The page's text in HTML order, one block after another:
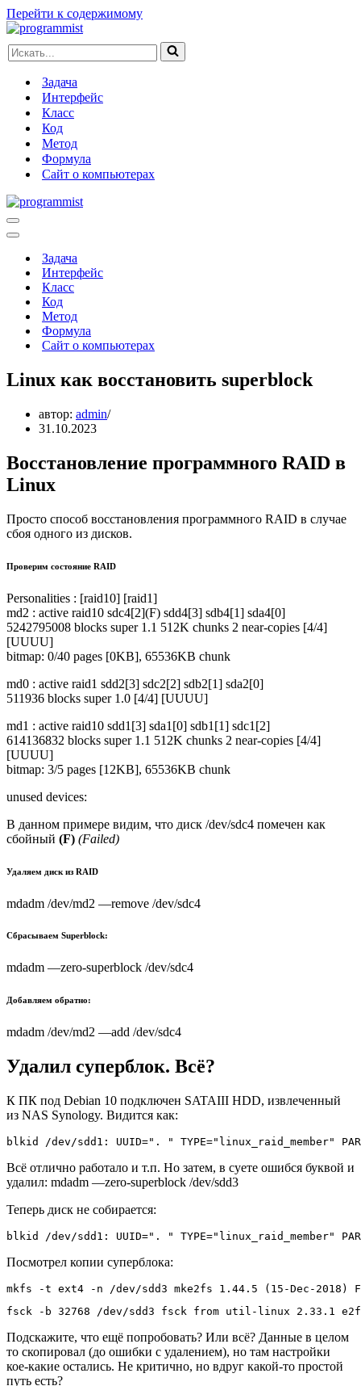
Перейти к содержимому
Искать...
Задача
Интерфейс
Класс
Код
Метод
Формула
Сайт о компьютерах
Меню
навигации
Меню
навигацииЗадача
Интерфейс
Класс
Код
Метод
Формула
Сайт о компьютерах
Linux как восстановить superblock
автор: admin
31.10.2023
Восстановление программного RAID в
Linux
Просто способ восстановления программного RAID в случае
сбоя одного из дисков.
Проверим состояние RAID
Personalities : [raid10] [raid1]
md2 : active raid10 sdc4[2](F) sdd4[3] sdb4[1] sda4[0]
5242795008 blocks super 1.1 512K chunks 2 near-copies [4/4]
[UUUU]
bitmap: 0/40 pages [0KB], 65536KB chunk
md0 : active raid1 sdd2[3] sdc2[2] sdb2[1] sda2[0]
511936 blocks super 1.0 [4/4] [UUUU]
md1 : active raid10 sdd1[3] sda1[0] sdb1[1] sdc1[2]
614136832 blocks super 1.1 512K chunks 2 near-copies [4/4]
[UUUU]
bitmap: 3/5 pages [12KB], 65536KB chunk
unused devices:
В данном примере видим, что диск /dev/sdc4 помечен как
сбойный (F) (Failed)
Удаляем диск из RAID
mdadm /dev/md2 —remove /dev/sdc4
Сбрасываем Superblock:
mdadm —zero-superblock /dev/sdc4
Добавляем обратно:
mdadm /dev/md2 —add /dev/sdc4
Удалил суперблок. Всё?
К ПК под Debian 10 подключен SATAIII HDD, извлеченный
из NAS Synology. Видится как:
blkid /dev/sdd1: UUID=". " TYPE="linux_raid_member"
Всё отлично работало и т.п. Но затем, в суете ошибся буквой и
удалил: mdadm —zero-superblock /dev/sdd3
Теперь диск не собирается:
blkid /dev/sdd1: UUID=". " TYPE="linux_raid_member"
Посмотрел копии суперблока:
mkfs -t ext4 -n /dev/sdd3 mke2fs 1.44.5 (15-Dec-2018)
fsck -b 32768 /dev/sdd3 fsck from util-linux 2.33.1
Подскажите, что ещё попробовать? Или всё? Данные в целом
то скопировал (до ошибки с удалением), но там настройки
кое-какие остались. Не критично, но вдруг какой-то простой
путь есть?